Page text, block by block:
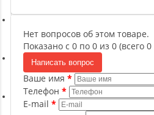
Сапборды
Волейбол
Системы хранения
Нет вопросов об этом товаре.
Показано с 0 по 0 из 0 (всего
Написать вопрос
Ваше имя
Телефон
E-mail